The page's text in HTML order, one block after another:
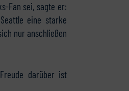
Fan sei, sagte er:
eine starke
nur anschließen
darüber ist